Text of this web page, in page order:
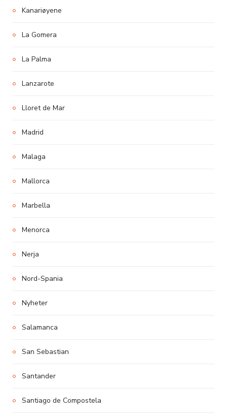
Kanariøyene
La Gomera
La Palma
Lanzarote
Lloret de Mar
Madrid
Malaga
Mallorca
Marbella
Menorca
Nerja
Nord-Spania
Nyheter
Salamanca
San Sebastian
Santander
Santiago de Compostela